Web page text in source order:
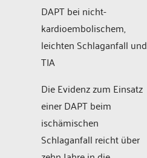
DAPT bei nicht-
kardioembolischem,
leichten Schlaganfall und
TIA
Die Evidenz zum Einsatz
einer DAPT beim
ischämischen
Schlaganfall reicht über